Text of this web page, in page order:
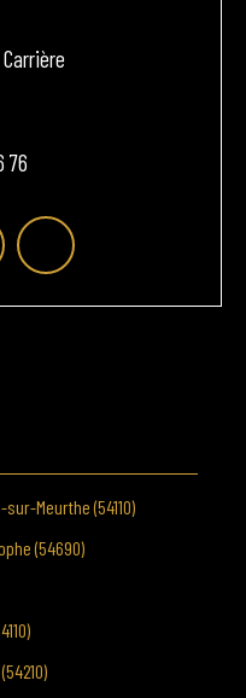
76
Meurthe (54110)
(54690)